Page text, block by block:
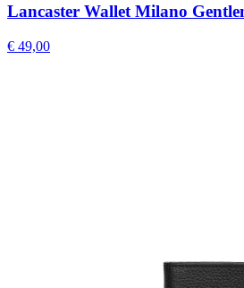
Lancaster Wallet Milano
€ 49,00